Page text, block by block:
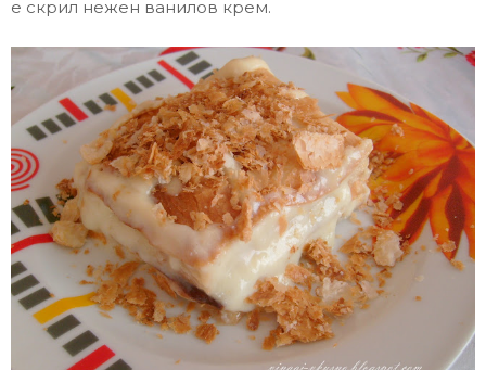
е скрил нежен ванилов крем.